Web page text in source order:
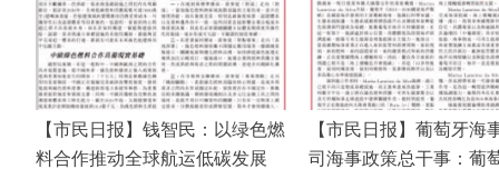
【市民日报】钱智民：以绿色燃
料合作推动全球航运低碳发展
【市民日报】葡萄牙海
司海事政策总干事：葡